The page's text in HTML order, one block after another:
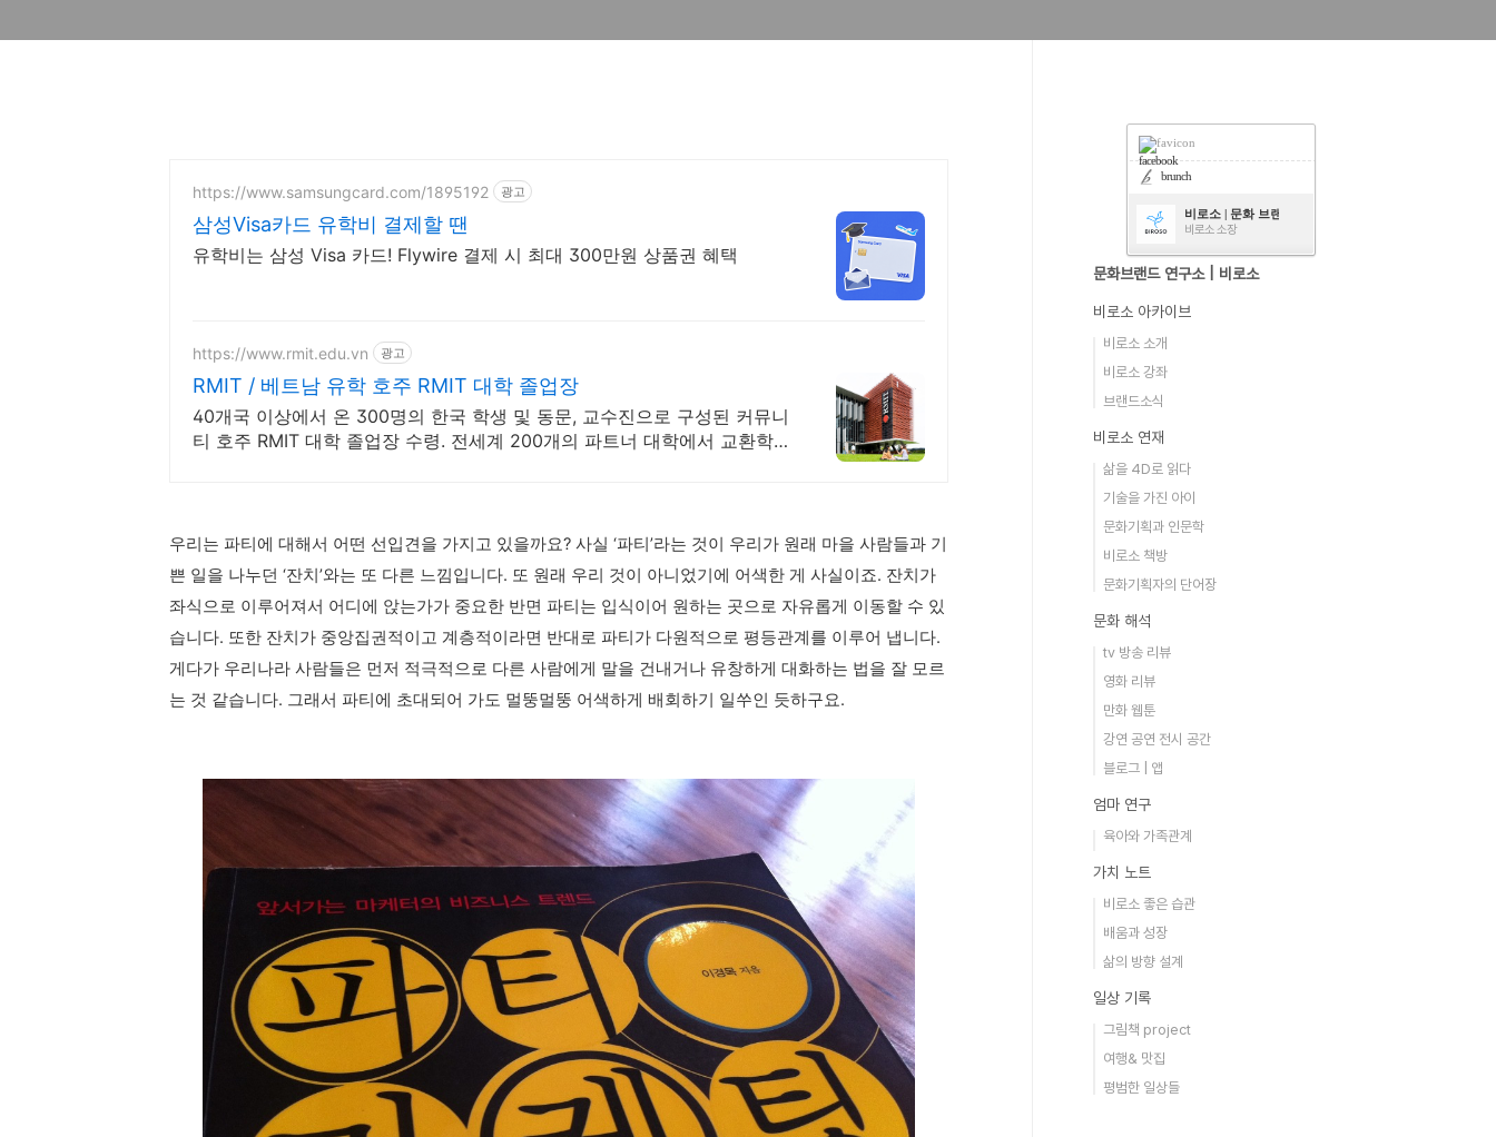
https://www.samsungcard.com/1895192 광고
삼성Visa카드 유학비 결제할 땐
유학비는 삼성 Visa 카드! Flywire 결제 시 최대 300만원 상품권 혜택
https://www.rmit.edu.vn 광고
RMIT / 베트남 유학 호주 RMIT 대학 졸업장
40개국 이상에서 온 300명의 한국 학생 및 동문, 교수진으로 구성된 커뮤니
티 호주 RMIT 대학 졸업장 수령. 전세계 200개의 파트너 대학에서 교환학생
우리는 파티에 대해서 어떤 선입견을 가지고 있을까요? 사실 ‘파티’라는 것이 우리가 원래 마을 사람들과 기
쁜 일을 나누던 ‘잔치’와는 또 다른 느낌입니다. 또 원래 우리 것이 아니었기에 어색한 게 사실이죠. 잔치가
좌식으로 이루어져서 어디에 앉는가가 중요한 반면 파티는 입식이어 원하는 곳으로 자유롭게 이동할 수 있
습니다. 또한 잔치가 중앙집권적이고 계층적이라면 반대로 파티가 다원적으로 평등관계를 이루어 냅니다.
게다가 우리나라 사람들은 먼저 적극적으로 다른 사람에게 말을 건내거나 유창하게 대화하는 법을 잘 모르
는 것 같습니다. 그래서 파티에 초대되어 가도 멀뚱멀뚱 어색하게 배회하기 일쑤인 듯하구요.
facebook
brunch
비로소 | 문화 브랜드 연구소
비로소 소장
문화브랜드 연구소 | 비로소
비로소 아카이브
비로소 소개
비로소 강좌
브랜드소식
비로소 연재
삶을 4D로 읽다
기술을 가진 아이
문화기획과 인문학
비로소 책방
문화기획자의 단어장
문화 해석
tv 방송 리뷰
영화 리뷰
만화 웹툰
강연 공연 전시 공간
블로그 | 앱
엄마 연구
육아와 가족관계
가치 노트
비로소 좋은 습관
배움과 성장
삶의 방향 설계
일상 기록
그림책 project
여행& 맛집
평범한 일상들